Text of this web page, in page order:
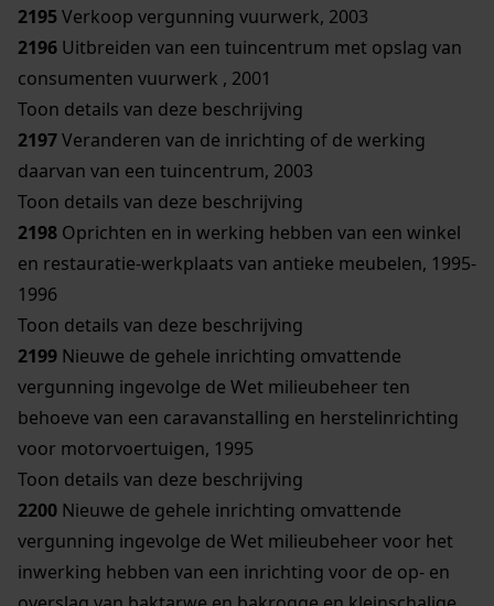
2195Verkoop vergunning vuurwerk, 2003
2196 Uitbreiden van een tuincentrum met opslag van
consumenten vuurwerk , 2001
Toon details van deze beschrijving
2197Veranderen van de inrichting of de werking
daarvan van een tuincentrum, 2003
Toon details van deze beschrijving
2198 Oprichten en in werking hebben van een winkel
en restauratie-werkplaats van antieke meubelen, 1995-
1996
Toon details van deze beschrijving
2199 Nieuwe de gehele inrichting omvattende
vergunning ingevolge de Wet milieubeheer ten
behoeve van een caravanstalling en herstelinrichting
voor motorvoertuigen, 1995
Toon details van deze beschrijving
2200 Nieuwe de gehele inrichting omvattende
vergunning ingevolge de Wet milieubeheer voor het
inwerking hebben van een inrichting voor de op- en